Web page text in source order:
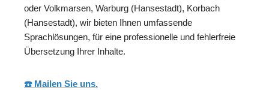
oder Volkmarsen, Warburg (Hansestadt), Korbach
(Hansestadt), wir bieten Ihnen umfassende
Sprachlösungen, für eine professionelle und fehlerfreie
Übersetzung Ihrer Inhalte.
☎️ Mailen Sie uns.